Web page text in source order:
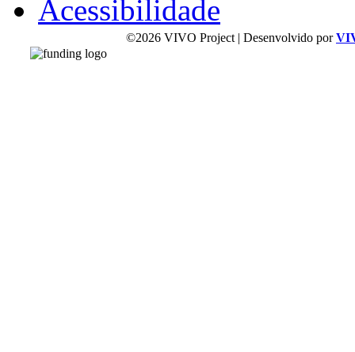
Acessibilidade
©2026 VIVO Project | Desenvolvido por